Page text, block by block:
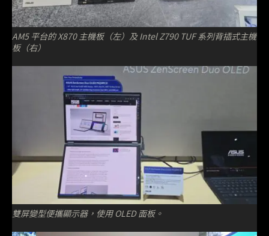
AM5 平台的 X870 主機板（左）及 Intel Z790 TUF 系列背插式主機
板（右）
雙屏變型便攜顯示器，使用 OLED 面板。